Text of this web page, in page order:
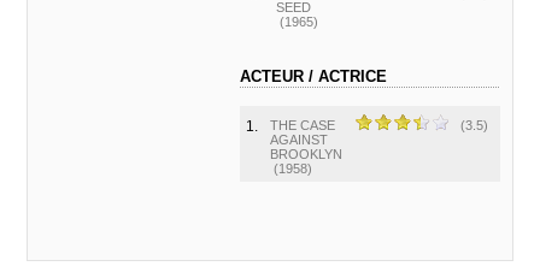
SEED
(1965)
ACTEUR / ACTRICE
1.
THE CASE
AGAINST
BROOKLYN
(1958)
(3.5)